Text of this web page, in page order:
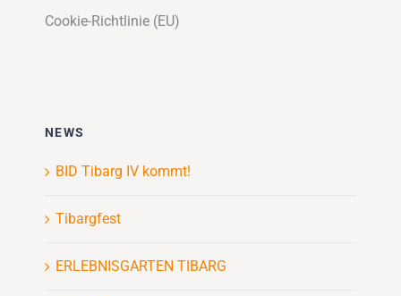
Cookie-Richtlinie (EU)
NEWS
BID Tibarg IV kommt!
Tibargfest
ERLEBNISGARTEN TIBARG